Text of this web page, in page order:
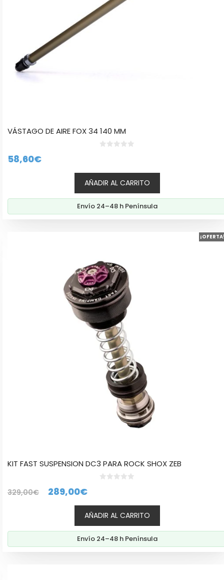
VÁSTAGO DE AIRE FOX 34 140 MM
5
58,60€
AÑADIR AL CARRITO
Envío 24–48 h Península
KIT FAST SUSPENSION DC3 PARA ROCK SHOX ZEB
5
329,00€
El
precio
original
era:
329,00€.
289,00€El
precio
actual
es:
289,00€.
AÑADIR AL CARRITO
Envío 24–48 h Península